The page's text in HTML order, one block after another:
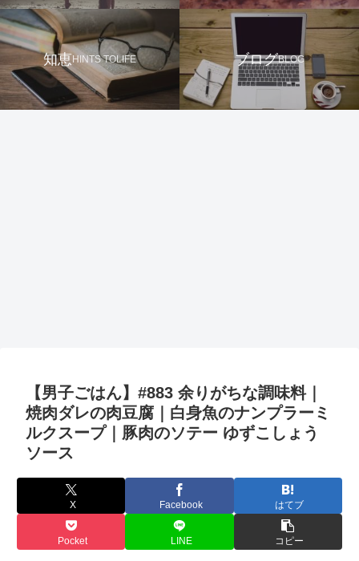
知恵HINTS TOLIFE ブログBLOG
【男子ごはん】#883 余りがちな調味料｜
焼肉ダレの肉豆腐｜白身魚のナンプラーミ
ルクスープ｜豚肉のソテー ゆずこしょう
ソース
X Facebook はてブ
Pocket LINE コピー